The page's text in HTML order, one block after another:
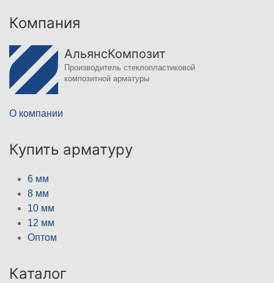
Компания
АльянсКомпозит
Производитель стеклопластиковой
композитной арматуры
О компании
Купить арматуру
6 мм
8 мм
10 мм
12 мм
Оптом
Каталог